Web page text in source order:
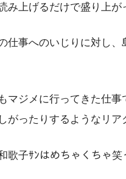
み上げるだけで盛り上が
仕事へのいじりに対し
マジメに行ってきた仕事
がったりするようなリア
歌子ｻﾝはめちゃくちゃ笑